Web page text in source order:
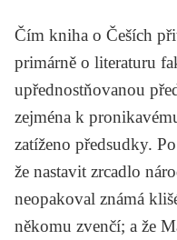
Čím kniha o Češích
primárně o literaturu
upřednostňovanou
zejména k
zatíženo předsudky.
že nastavit zrcadlo
neopakoval známá
někomu zvenčí; a že